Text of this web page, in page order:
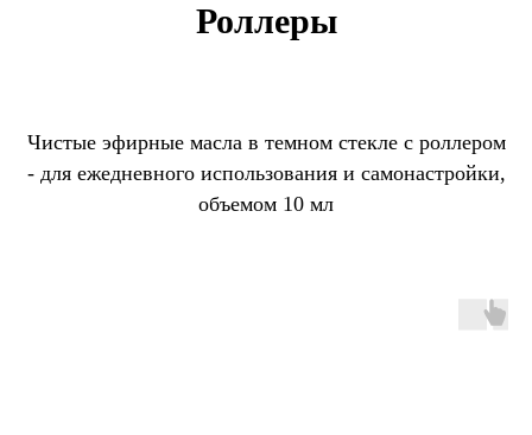
Роллеры
Чистые эфирные масла в темном стекле с роллером
- для ежедневного использования и самонастройки,
объемом 10 мл